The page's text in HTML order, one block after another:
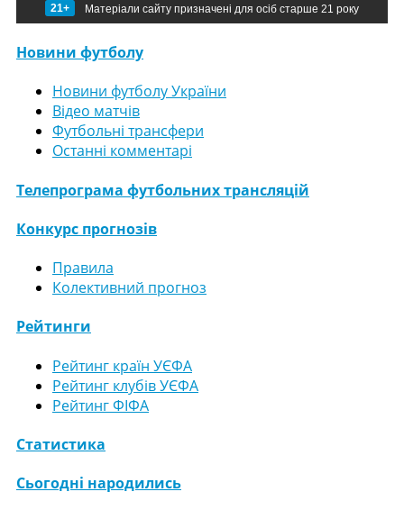
21+ Матеріали сайту призначені для осіб старше 21 року
Новини футболу
Новини футболу України
Відео матчів
Футбольні трансфери
Останні комментарі
Телепрограма футбольних трансляцій
Конкурс прогнозів
Правила
Колективний прогноз
Рейтинги
Рейтинг країн УЄФА
Рейтинг клубів УЄФА
Рейтинг ФІФА
Статистика
Сьогодні народились